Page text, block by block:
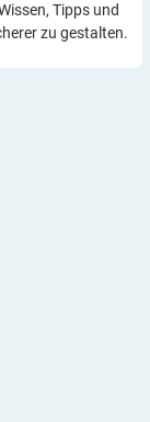
Tipps und
zu gestalten.